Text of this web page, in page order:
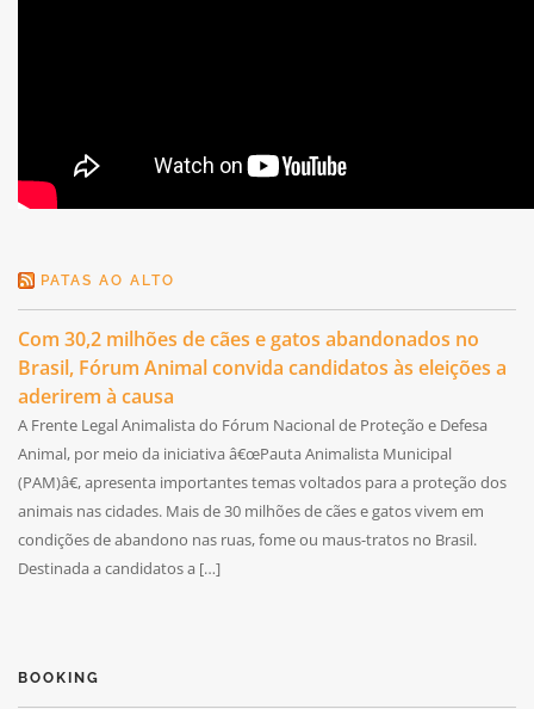
PATAS AO ALTO
Com 30,2 milhões de cães e gatos abandonados no
Brasil, Fórum Animal convida candidatos às eleições a
aderirem à causa
A Frente Legal Animalista do Fórum Nacional de Proteção e Defesa
Animal, por meio da iniciativa â€œPauta Animalista Municipal
(PAM)â€, apresenta importantes temas voltados para a proteção dos
animais nas cidades. Mais de 30 milhões de cães e gatos vivem em
condições de abandono nas ruas, fome ou maus-tratos no Brasil.
Destinada a candidatos a […]
BOOKING